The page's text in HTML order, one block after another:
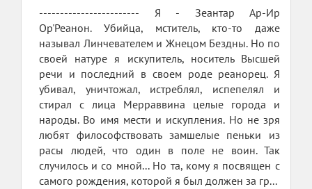
------------------------ Я - Зеантар Ар-Ир
Ор'Реанон. Убийца, мститель, кто-то даже
называл Линчевателем и Жнецом Бездны. Но по
своей натуре я искупитель, носитель Высшей
речи и последний в своем роде реанорец. Я
убивал, уничтожал, истреблял, испепелял и
стирал с лица Мерраввина целые города и
народы. Во имя мести и искупления. Но не зря
любят философствовать замшелые пеньки из
расы людей, что один в поле не воин. Так
случилось и со мной... Но та, кому я посвящен с
самого рождения, которой я был должен за гр...